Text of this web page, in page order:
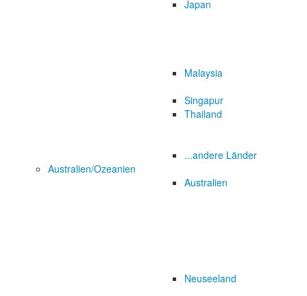
Japan
Malaysia
Singapur
Thailand
...andere Länder
Australien/Ozeanien
Australien
Neuseeland